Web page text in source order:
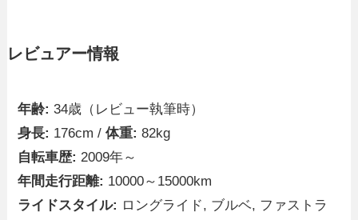
レビュアー情報
年齢: 34歳（レビュー執筆時）
身長: 176cm /体重: 82kg
自転車歴: 2009年～
年間走行距離: 10000～15000km
ライドスタイル: ロングライド, ブルベ, ファストラ